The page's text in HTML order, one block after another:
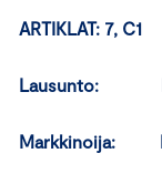
ARTIKLAT: 7, C1
Lausunto:
Markkinoija: